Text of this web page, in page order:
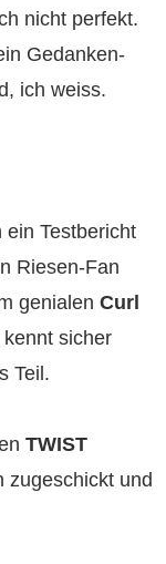
nicht perfekt.
Gedanken-
ich weiss.
Testbericht
Riesen-Fan
genialen Curl
sicher
Teil.
TWIST
zugeschickt und